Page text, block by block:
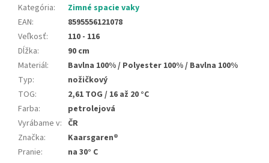
Kategória:
Zimné spacie vaky
EAN:
8595556121078
Veľkosť:
110 - 116
Dĺžka:
90 cm
Materiál:
Bavlna 100% / Polyester 100% / Bavlna 100%
Typ:
nožičkový
TOG:
2,61 TOG / 16 až 20 °C
Farba:
petrolejová
Vyrábame v: ČR
Značka:
Kaarsgaren®
Pranie: na 30° C